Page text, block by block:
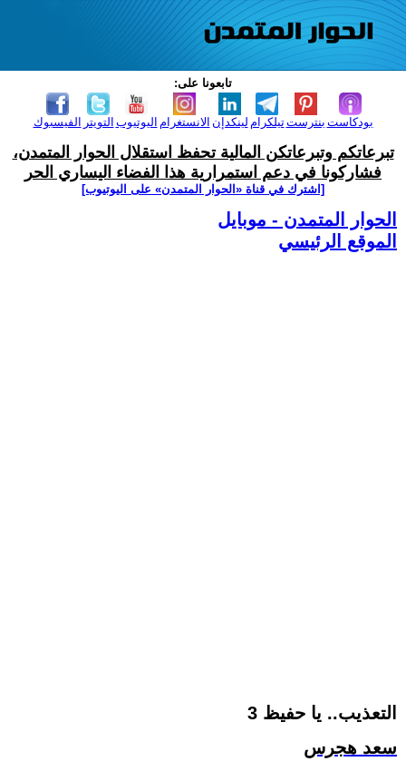
تابعونا على:
الفيسبوك التويتر اليوتيوب الانستغرام لينكدإن تيلكرامبنترست بودكاست
تبرعاتكم وتبرعاتكن المالية تحفظ استقلال الحوار المتمدن،
فشاركونا في دعم استمرارية هذا الفضاء اليساري الحر
[اشترك في قناة ‫«الحوار المتمدن» على اليوتيوب]
الحوار المتمدن - موبايل
الموقع الرئيسي
التعذيب.. يا حفيظ 3
سعد هجرس